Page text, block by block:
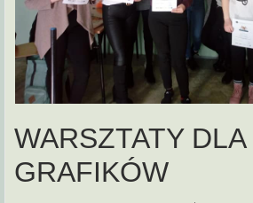
WARSZTATY DLA
GRAFIKÓW